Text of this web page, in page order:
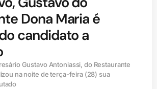
Dona Maria é
candidato a
Gustavo Antoniassi, do Restaurante
na noite de terça-feira (28) sua